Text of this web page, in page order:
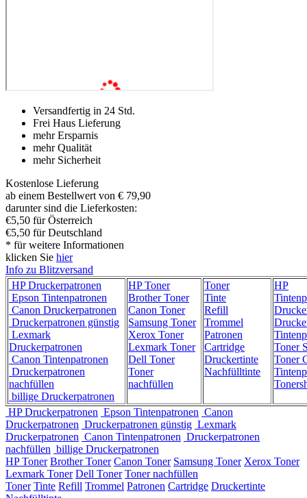
Versandfertig in 24 Std.
Frei Haus Lieferung
mehr Ersparnis
mehr Qualität
mehr Sicherheit
Kostenlose Lieferung
ab einem Bestellwert von € 79,90
darunter sind die Lieferkosten:
€5,50 für Österreich
€5,50 für Deutschland
* für weitere Informationen
klicken Sie hier
Info zu Blitzversand
HP Druckerpatronen
Epson Tintenpatronen
Canon Druckerpatronen
Druckerpatronen günstig
Lexmark
Druckerpatronen
Canon Tintenpatronen
Druckerpatronen
nachfüllen
billige Druckerpatronen
HP Toner
Brother Toner
Canon Toner
Samsung Toner
Xerox Toner
Lexmark Toner
Dell Toner
Toner
nachfüllen
Toner
Tinte
Refill
Trommel
Patronen
Cartridge
Druckertinte
Nachfülltinte
HP
Toner
Toner
HP Druckerpatronen Epson Tintenpatronen Canon
Druckerpatronen Druckerpatronen günstig Lexmark
Druckerpatronen Canon Tintenpatronen Druckerpatronen
nachfüllen billige Druckerpatronen
HP Toner Brother Toner Canon Toner Samsung Toner Xerox Toner
Lexmark Toner Dell Toner Toner nachfüllen
Toner Tinte Refill Trommel Patronen Cartridge Druckertinte